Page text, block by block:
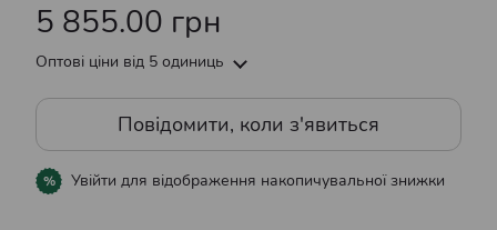
5 855.00 грн
Оптові ціни від 5 одиниць
Повідомити, коли з'явиться
% Увійти для відображення накопичувальної знижки